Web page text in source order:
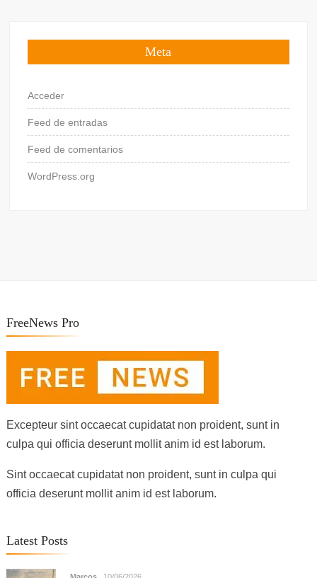
Meta
Acceder
Feed de entradas
Feed de comentarios
WordPress.org
FreeNews Pro
Excepteur sint occaecat cupidatat non proident, sunt in
culpa qui officia deserunt mollit anim id est laborum.
Sint occaecat cupidatat non proident, sunt in culpa qui
officia deserunt mollit anim id est laborum.
Latest Posts